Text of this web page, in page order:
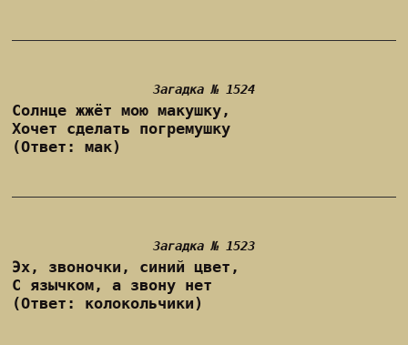
Загадка № 1524
Солнце жжёт мою макушку,
Хочет сделать погремушку
(Ответ: мак)
Загадка № 1523
Эх, звоночки, синий цвет,
С язычком, а звону нет
(Ответ: колокольчики)